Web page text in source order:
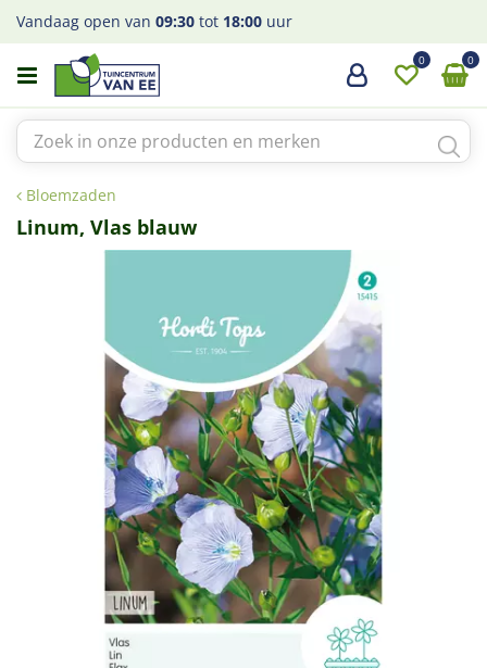
a
Bloemzaden
Vandaag open van 09:30 tot 18:00 uur
Linum, Vlas blauw